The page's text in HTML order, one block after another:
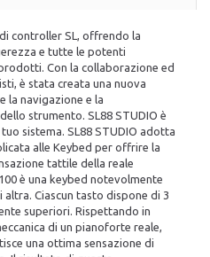
controller SL, offrendo la
e tutte le potenti
Con la collaborazione ed
è stata creata una nuova
la navigazione e la
strumento. SL88 STUDIO è
sistema. SL88 STUDIO adotta
alle Keybed per offrire la
tattile della reale
è una keybed notevolmente
Ciascun tasto dispone di 3
superiori. Rispettando in
di un pianoforte reale,
una ottima sensazione di